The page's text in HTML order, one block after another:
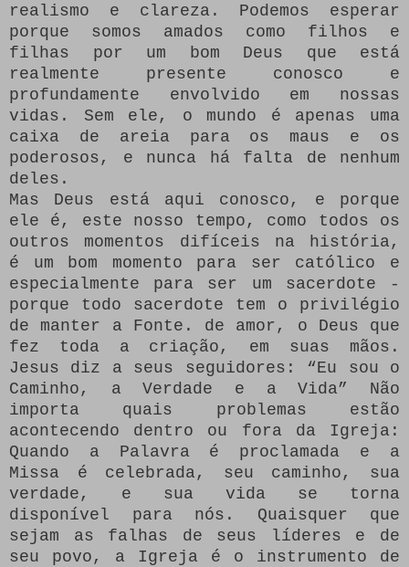
realismo e clareza.
Podemos esperar
porque somos amados como filhos e
filhas por um bom Deus que está
realmente presente conosco e
profundamente envolvido em nossas
vidas.
Sem ele, o mundo é apenas uma
caixa de areia para os maus e os
poderosos, e nunca há falta de nenhum
deles.
Mas Deus está aqui conosco, e porque
ele é, este nosso tempo, como todos os
outros momentos difíceis na história,
é um bom momento para ser católico e
especialmente para ser um sacerdote -
porque todo sacerdote tem o privilégio
de manter a Fonte. de amor, o Deus que
fez toda a criação, em suas mãos.
Jesus diz a seus seguidores: “Eu sou o
Caminho, a Verdade e a Vida” Não
importa quais problemas estão
acontecendo dentro ou fora da Igreja:
Quando a Palavra é proclamada e a
Missa é celebrada, seu caminho, sua
verdade, e sua vida se torna
disponível para nós.
Quaisquer que
sejam as falhas de seus líderes e de
seu povo, a Igreja é o instrumento de